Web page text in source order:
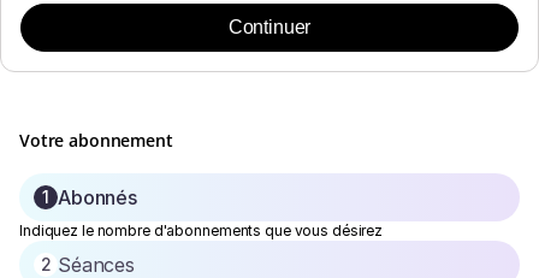
Continuer
Votre abonnement
Étape
actuelle
1 Abonnés
Indiquez le nombre d'abonnements que vous désirez
2 Séances